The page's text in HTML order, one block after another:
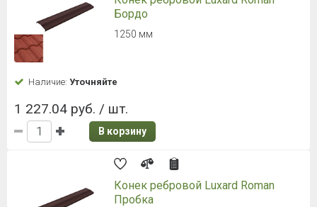
Бордо
1250 мм
Наличие: Уточняйте
1 227.04 руб. / шт.
В корзину
Конек ребровой Luxard Roman
Пробка